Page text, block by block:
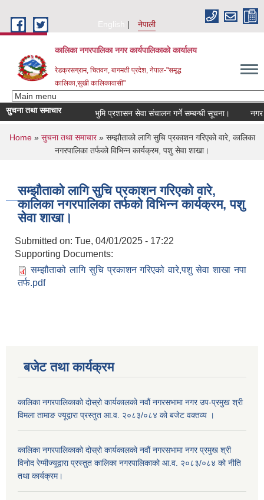
English
नेपाली
कालिका नगरपालिका नगर कार्यपालिकाकाे कार्यालय
रेडक्रसग्राम, चितवन, बागमती प्रदेश, नेपाल-"समृद्ध
कालिका,सुखी कालिकावासी"
सुचना तथा समाचार भुमि प्रशासन सेवा संचालन गर्ने सम्बन्धी सूचना। नगर
You are here
Home» सुचना तथा समाचार» सम्झौताको लागि सुचि प्रकाशन गरिएको वारे, कालिका
नगरपालिका तर्फको विभिन्न कार्यक्रम, पशु सेवा शाखा।
सम्झौताको लागि सुचि प्रकाशन गरिएको वारे,
कालिका नगरपालिका तर्फको विभिन्न कार्यक्रम, पशु
सेवा शाखा।
Submitted on: Tue, 04/01/2025 - 17:22
Supporting Documents:
सम्झौताको लागि सुचि प्रकाशन गरिएको वारे,पशु सेवा शाखा नपा
तर्फ.pdf
बजेट तथा कार्यक्रम
कालिका नगरपालिकाको दोस्रो कार्यकालको नवौं नगरसभामा नगर उप-प्रमुख श्री
विमला तामाङ ज्यूद्वारा प्रस्तुत आ.व. २०८३/०८४ को बजेट वक्तव्य ।
कालिका नगरपालिकाको दोस्रो कार्यकालको नवौं नगरसभामा नगर प्रमुख श्री
विनोद रेग्मीज्यूद्वारा प्रस्तुत कालिका नगरपालिकाको आ.व. २०८३/०८४ को नीति
तथा कार्यक्रम।